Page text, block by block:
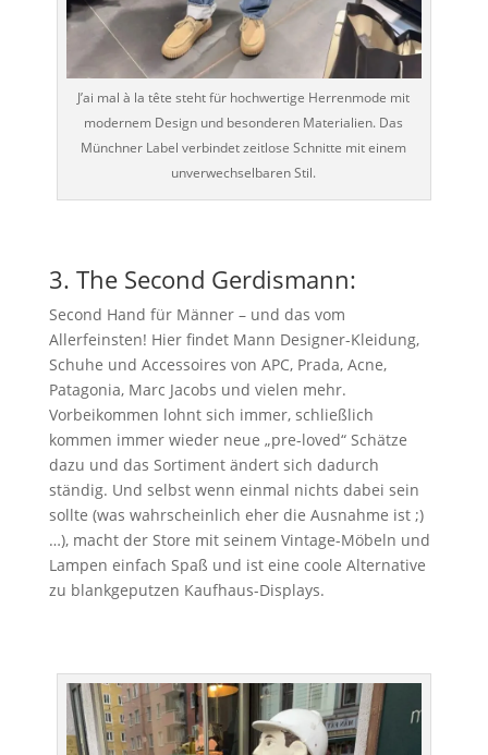
J’ai mal à la tête steht für hochwertige Herrenmode mit
modernem Design und besonderen Materialien. Das
Münchner Label verbindet zeitlose Schnitte mit einem
unverwechselbaren Stil.
3. The Second Gerdismann:
Second Hand für Männer – und das vom
Allerfeinsten! Hier findet Mann Designer-Kleidung,
Schuhe und Accessoires von APC, Prada, Acne,
Patagonia, Marc Jacobs und vielen mehr.
Vorbeikommen lohnt sich immer, schließlich
kommen immer wieder neue „pre-loved“ Schätze
dazu und das Sortiment ändert sich dadurch
ständig. Und selbst wenn einmal nichts dabei sein
sollte (was wahrscheinlich eher die Ausnahme ist ;)
…), macht der Store mit seinem Vintage-Möbeln und
Lampen einfach Spaß und ist eine coole Alternative
zu blankgeputzen Kaufhaus-Displays.